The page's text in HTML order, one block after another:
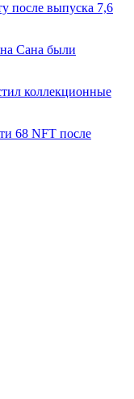
после выпуска 7,6
Сана были
коллекционные
68 NFT после